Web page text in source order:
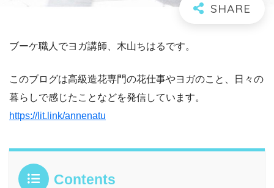
ブーケ職人でヨガ講師、木山ちはるです。
このブログは高級造花専門の花仕事やヨガのこと、日々の
暮らしで感じたことなどを発信しています。
https://lit.link/annenatu
Contents